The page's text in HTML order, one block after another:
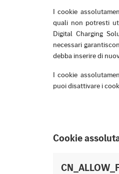
I cookie
quali non potresti
Digital Charging
necessari
debba inserire di
I cookie
puoi disattivare i
Cookie